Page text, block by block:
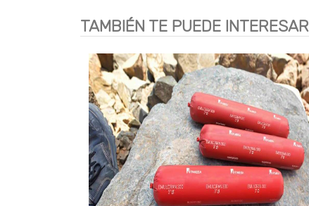
TAMBIÉN TE PUEDE INTERESAR